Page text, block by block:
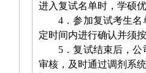
进入复试名单时，学硕
4 ．参加复试考生
定时间内进行确认并须
5 ．复试结束后，
审核，及时通过调剂系